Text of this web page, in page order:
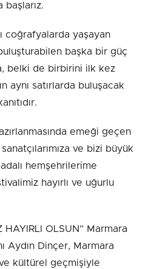
başlarız.
coğrafyalarda yaşayan
başka bir güç
belki de birbirini ilk kez
aynı satırlarda buluşacak
emeği geçen
ve bizi büyük
adalı hemşehrilerime
hayırlı ve uğurlu
HAYIRLI OLSUN” Marmara
Aydın Dinçer, Marmara
ve kültürel geçmişiyle